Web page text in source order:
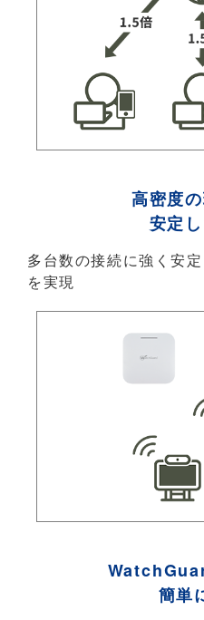
高密度
安定
多台数の接続に強く安
を実現
簡単